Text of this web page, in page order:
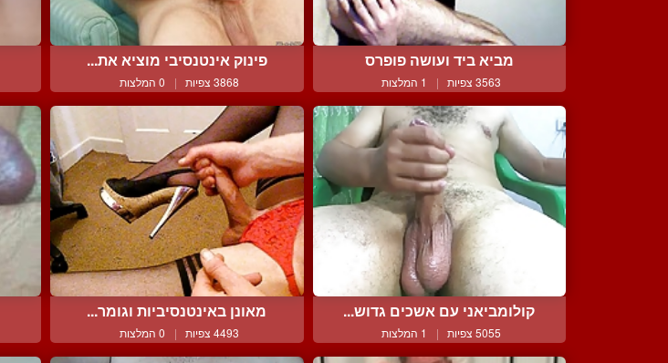
מביא ביד ועושה פופרס
3563 צפיות | 1 המלצות
פינוק אינטנסיבי מוציא את...
3868 צפיות | 0 המלצות
קולומביאני עם אשכים גדוש...
5055 צפיות | 1 המלצות
מאונן באינטנסיביות וגומר...
4493 צפיות | 0 המלצות